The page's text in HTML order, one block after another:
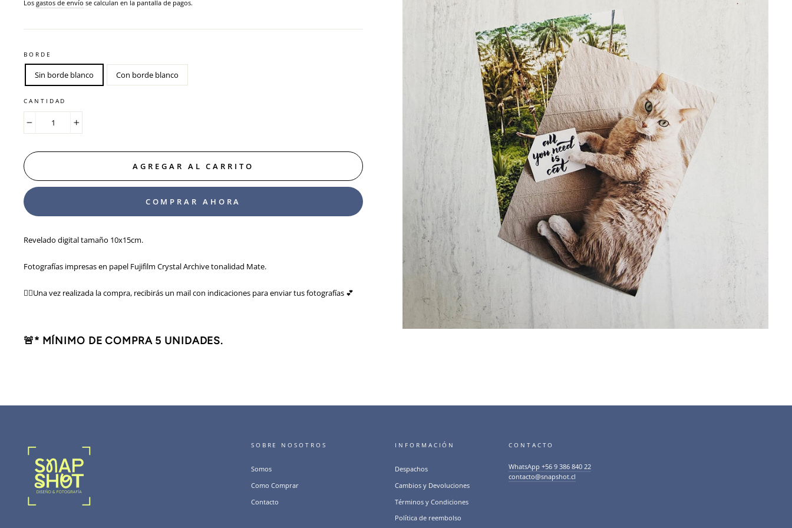
Los gastos de envío se calculan en la pantalla de pagos.
BORDE
Sin borde blanco Con borde blanco
CANTIDAD
AGREGAR AL CARRITO
COMPRAR AHORA
Revelado digital tamaño 10x15cm.
Fotografías impresas en papel Fujifilm Crystal Archive tonalidad Mate.
👉🏻Una vez realizada la compra, recibirás un mail con indicaciones para enviar tus fotografías 💕
🚨* MÍNIMO DE COMPRA 5 UNIDADES.
SOBRE NOSOTROS
Somos
Como Comprar
Contacto
INFORMACIÓN
Despachos
Cambios y Devoluciones
Términos y Condiciones
Política de reembolso
CONTACTO
WhatsApp +56 9 386 840 22
contacto@snapshot.cl